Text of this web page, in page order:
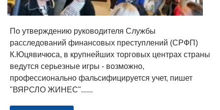
По утверждению руководителя Службы
расследований финансовых преступлений (СРФП)
К.Юцявичюса, в крупнейших торговых центрах страны
ведутся серьезные игры - возможно,
профессионально фальсифицируется учет, пишет
"ВЯРСЛО ЖИНЕС"......